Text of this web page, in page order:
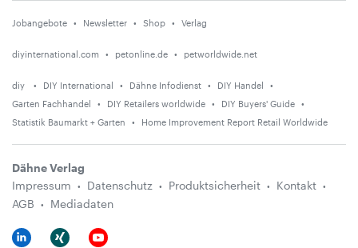
Jobangebote Newsletter Shop Verlag
diyinternational.com petonline.de petworldwide.net
diy DIY International Dähne Infodienst
DIY Handel
Garten Fachhandel
DIY Retailers worldwide
DIY Buyers' Guide
Statistik Baumarkt + Garten
Home Improvement Report Retail Worldwide
Dähne Verlag
Impressum
Datenschutz Produktsicherheit
Kontakt
AGB
Mediadaten